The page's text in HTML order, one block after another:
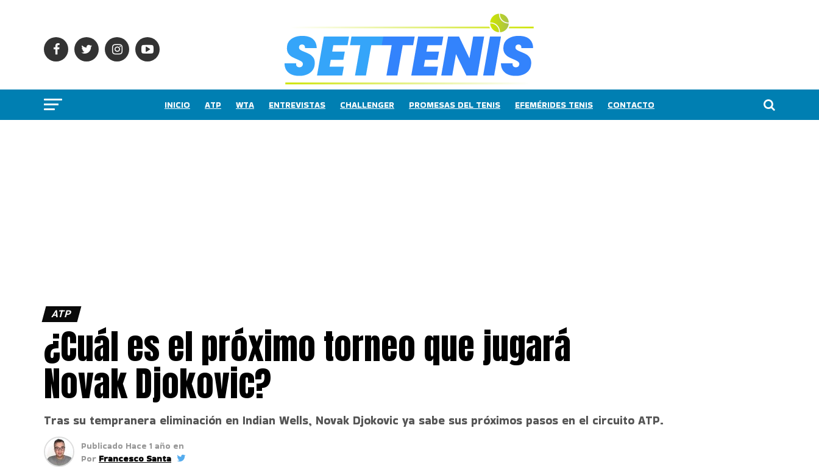
INICIO ATP WTA ENTREVISTAS CHALLENGER PROMESAS DEL TENIS EFEMÉRIDES TENIS CONTACTO
ATP
¿Cuál es el próximo torneo que jugará
Novak Djokovic?
Tras su tempranera eliminación en Indian Wells, Novak Djokovic ya sabe sus próximos pasos en el circuito ATP.
Publicado Hace 1 año en
Por Francesco Santa